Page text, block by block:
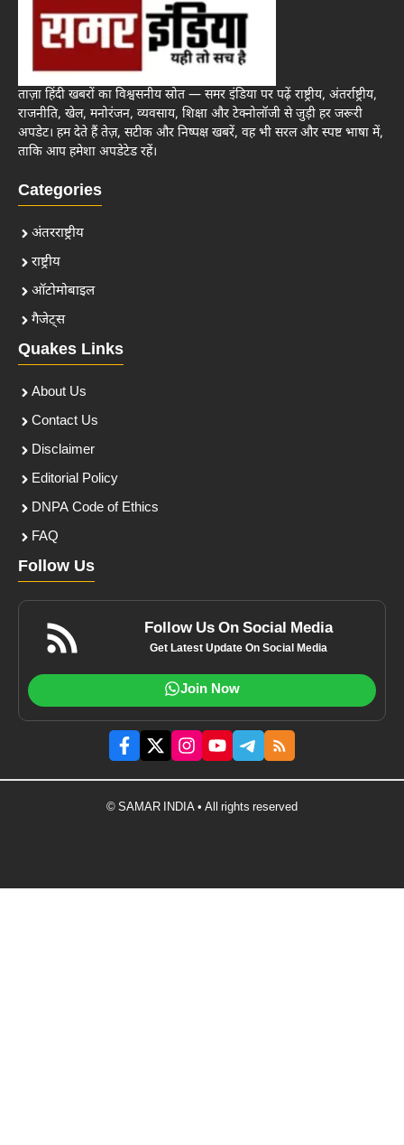
ताज़ा हिंदी खबरों का विश्वसनीय स्रोत — समर इंडिया पर पढ़ें राष्ट्रीय, अंतर्राष्ट्रीय,
राजनीति, खेल, मनोरंजन, व्यवसाय, शिक्षा और टेक्नोलॉजी से जुड़ी हर जरूरी
अपडेट। हम देते हैं तेज़, सटीक और निष्पक्ष खबरें, वह भी सरल और स्पष्ट भाषा में,
ताकि आप हमेशा अपडेटेड रहें।
Categories
अंतरराष्ट्रीय
राष्ट्रीय
ऑटोमोबाइल
गैजेट्स
Quakes Links
About Us
Contact Us
Disclaimer
Editorial Policy
DNPA Code of Ethics
FAQ
Follow Us
Follow Us On Social Media
Get Latest Update On Social Media
Join Now
© SAMAR INDIA • All rights reserved